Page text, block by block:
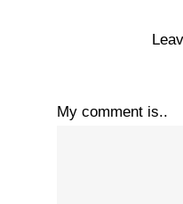
My comment is..